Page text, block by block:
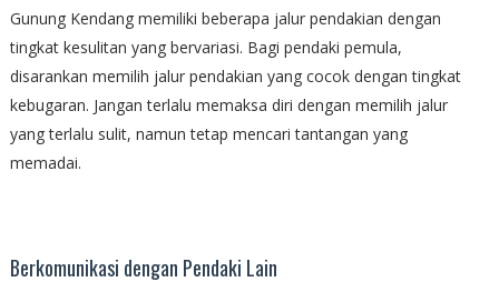
Gunung Kendang memiliki beberapa jalur pendakian dengan
tingkat kesulitan yang bervariasi. Bagi pendaki pemula,
disarankan memilih jalur pendakian yang cocok dengan tingkat
kebugaran. Jangan terlalu memaksa diri dengan memilih jalur
yang terlalu sulit, namun tetap mencari tantangan yang
memadai.
Berkomunikasi dengan Pendaki Lain